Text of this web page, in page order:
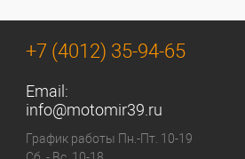
+7 (4012) 35-94-65
Email:
info@motomir39.ru
График работы Пн.-Пт. 10-19